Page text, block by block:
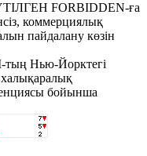
FORBIDDEN-ға
коммерциялық
пайдалану көзін
Нью-Йорктегі
бойынша